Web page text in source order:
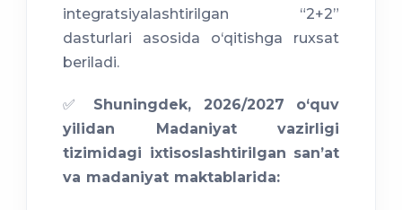
integratsiyalashtirilgan “2+2”
dasturlari asosida o‘qitishga ruxsat
beriladi.
✅ Shuningdek, 2026/2027 o‘quv
yilidan Madaniyat vazirligi
tizimidagi ixtisoslashtirilgan sanʼat
va madaniyat maktablarida: